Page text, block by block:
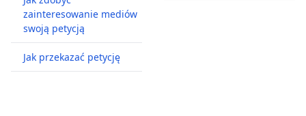
zainteresowanie mediów
swoją petycją
Jak przekazać petycję